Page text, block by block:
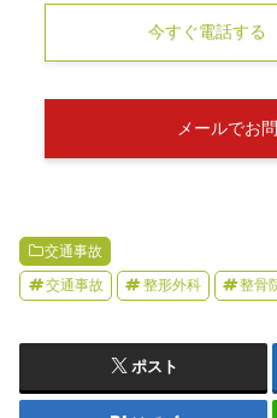
今すぐ電話す
メールでお
交通事故
交通事故 整形外科 整骨
ポスト